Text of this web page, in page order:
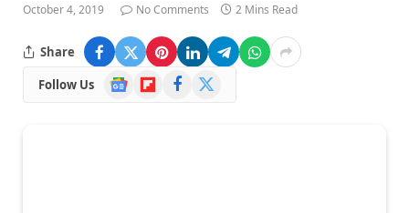
October 4, 2019 No Comments 2 Mins Read
Share
Follow Us
Google
News
FlipboardFacebook